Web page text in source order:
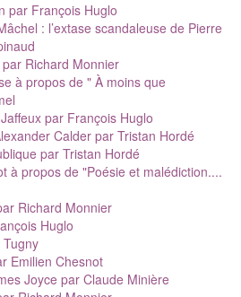
par François Huglo
: l’extase scandaleuse de Pierre
par Richard Monnier
à propos de " À moins que
par François Huglo
Calder par Tristan Hordé
par Tristan Hordé
à propos de "Poésie et malédiction....
Richard Monnier
Huglo
Emilien Chesnot
Joyce par Claude Minière